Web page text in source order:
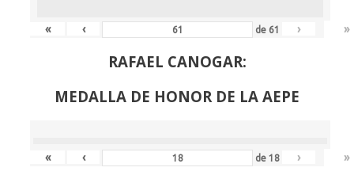
« ‹ de 61 › »
RAFAEL CANOGAR:
MEDALLA DE HONOR DE LA AEPE
« ‹ de18 › »